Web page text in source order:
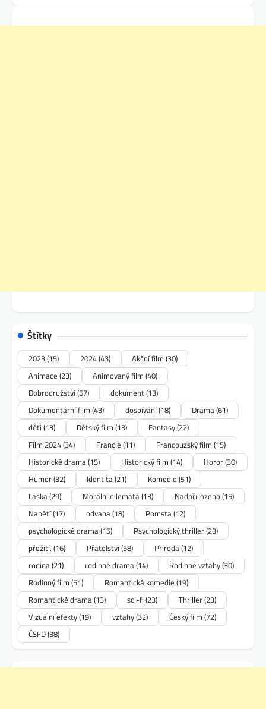
Štítky
2023(15) 2024(43) Akční film (30)
Animace (23) Animovaný film (40)
Dobrodružství(57) dokument(13)
Dokumentární film (43) dospívání(18) Drama(61)
děti (13) Dětský film (13) Fantasy(22)
Film 2024(34) Francie (11) Francouzský film (15)
Historické drama(15) Historický film (14) Horor(30)
Humor(32) Identita(21) Komedie (51)
Láska(29) Morální dilemata(13) Nadpřirozeno(15)
Napětí(17) odvaha(18) Pomsta(12)
psychologické drama(15) Psychologický thriller(23)
přežití. (16) Přátelství(58) Příroda(12)
rodina(21) rodinné drama(14) Rodinné vztahy(30)
Rodinný film (51) Romantická komedie (19)
Romantické drama(13) sci-fi (23) Thriller(23)
Vizuální efekty(19) vztahy(32) Český film (72)
ČSFD(38)